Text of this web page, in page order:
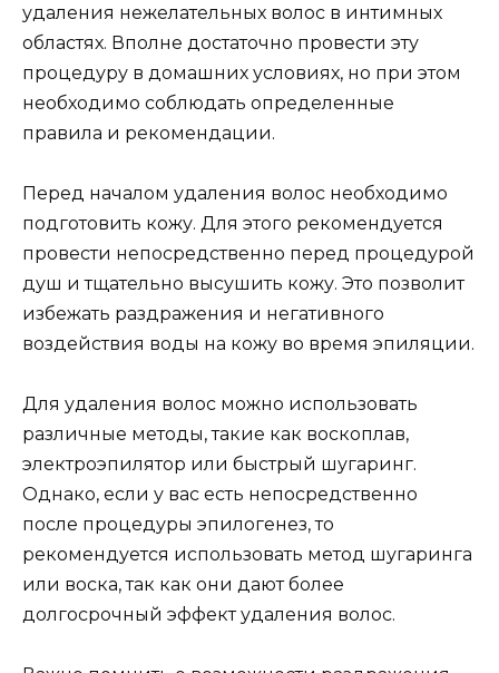
удаления нежелательных волос в интимных
областях. Вполне достаточно провести эту
процедуру в домашних условиях, но при этом
необходимо соблюдать определенные
правила и рекомендации.
Перед началом удаления волос необходимо
подготовить кожу. Для этого рекомендуется
провести непосредственно перед процедурой
душ и тщательно высушить кожу. Это позволит
избежать раздражения и негативного
воздействия воды на кожу во время эпиляции.
Для удаления волос можно использовать
различные методы, такие как воскоплав,
электроэпилятор или быстрый шугаринг.
Однако, если у вас есть непосредственно
после процедуры эпилогенез, то
рекомендуется использовать метод шугаринга
или воска, так как они дают более
долгосрочный эффект удаления волос.